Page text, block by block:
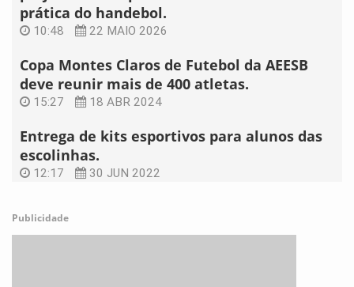
prática do handebol.
10:48 22 MAIO 2026
Copa Montes Claros de Futebol da AEESB
deve reunir mais de 400 atletas.
15:27 18 ABR 2024
Entrega de kits esportivos para alunos das
escolinhas.
12:17 30 JUN 2022
Publicidade